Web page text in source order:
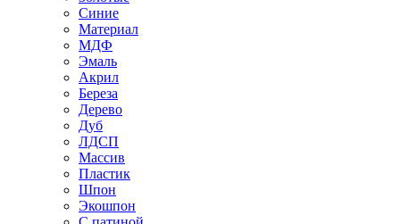
Синие
Материал
МДФ
Эмаль
Акрил
Береза
Дерево
Дуб
ЛДСП
Массив
Пластик
Шпон
Экошпон